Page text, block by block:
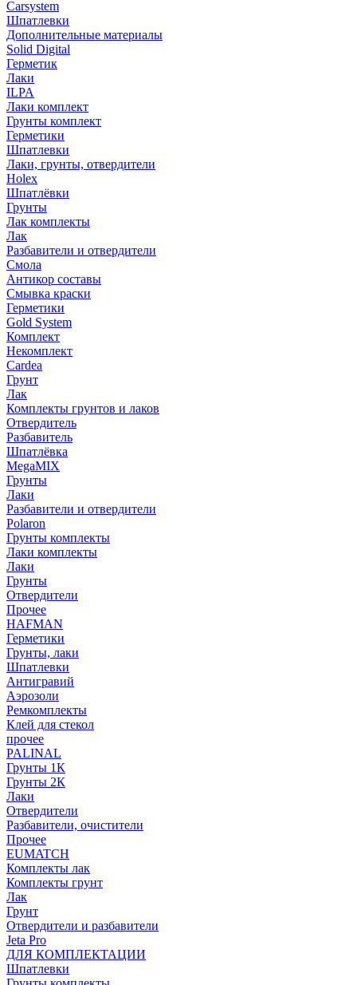
Carsystem
Шпатлевки
Дополнительные материалы
Solid Digital
Герметик
Лаки
ILPA
Лаки комплект
Грунты комплект
Герметики
Шпатлевки
Лаки, грунты, отвердители
Holex
Шпатлёвки
Грунты
Лак комплекты
Лак
Разбавители и отвердители
Смола
Антикор составы
Смывка краски
Герметики
Gold System
Комплект
Некомплект
Cardea
Грунт
Лак
Комплекты грунтов и лаков
Отвердитель
Разбавитель
Шпатлёвка
MegaMIX
Грунты
Лаки
Разбавители и отвердители
Polaron
Грунты комплекты
Лаки комплекты
Лаки
Грунты
Отвердители
Прочее
HAFMAN
Герметики
Грунты, лаки
Шпатлевки
Антигравий
Аэрозоли
Ремкомплекты
Клей для стекол
прочее
PALINAL
Грунты 1К
Грунты 2К
Лаки
Отвердители
Разбавители, очистители
Прочее
EUMATCH
Комплекты лак
Комплекты грунт
Лак
Грунт
Отвердители и разбавители
Jeta Pro
ДЛЯ КОМПЛЕКТАЦИИ
Шпатлевки